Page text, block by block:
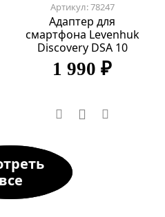
Артикул: 78247
Адаптер для
смартфона Levenhuk
Discovery DSA 10
1 990 ₽
все